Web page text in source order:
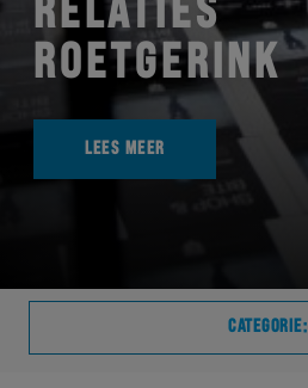
RELATIES
ROETGERINK
LEES MEER
CATEGORIE: